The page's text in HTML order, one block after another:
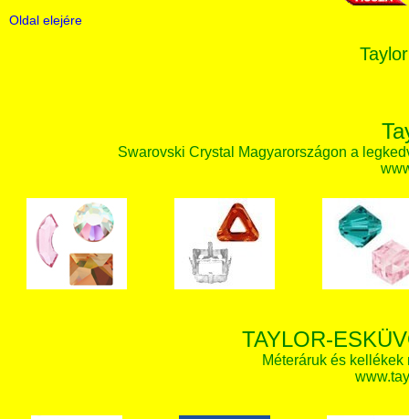
Oldal elejére
Swarovski Crystal Magyarországon a
TAYLOR-
Méteráruk és